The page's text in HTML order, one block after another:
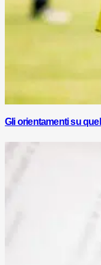
Gli orientamenti su